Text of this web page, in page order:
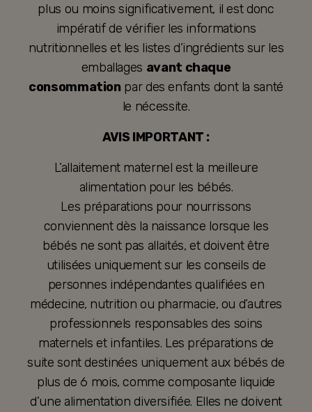
plus ou moins significativement, il est donc
impératif de vérifier les informations
nutritionnelles et les listes d’ingrédients sur les
emballages avant chaque
consommation par des enfants dont la santé
le nécessite.
AVIS IMPORTANT :
L’allaitement maternel est la meilleure
alimentation pour les bébés.
Les préparations pour nourrissons
conviennent dès la naissance lorsque les
bébés ne sont pas allaités, et doivent être
utilisées uniquement sur les conseils de
personnes indépendantes qualifiées en
médecine, nutrition ou pharmacie, ou d’autres
professionnels responsables des soins
maternels et infantiles. Les préparations de
suite sont destinées uniquement aux bébés de
plus de 6 mois, comme composante liquide
d’une alimentation diversifiée. Elles ne doivent